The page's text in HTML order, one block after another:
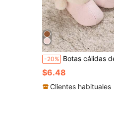
-20% Botas cálidas de otoño/invierno para bebé niña de 0-1 año, zapatos
$6.48
Clientes habituales